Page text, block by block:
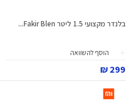
בלנדר מקצועי 1.5 ליטר Fakir Blen...
הוסף להשוואה
299 ₪